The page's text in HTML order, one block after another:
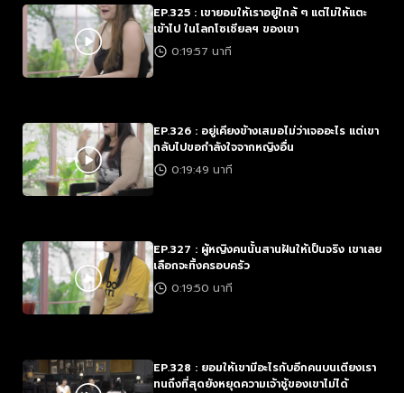
EP.325 : เขายอมให้เราอยู่ใกล้ ๆ แต่ไม่ให้แตะ
เข้าไป ในโลกโซเชียลฯ ของเขา
0:19:57 นาที
EP.326 : อยู่เคียงข้างเสมอไม่ว่าเจออะไร แต่เขา
กลับไปขอกำลังใจจากหญิงอื่น
0:19:49 นาที
EP.327 : ผู้หญิงคนนั้นสานฝันให้เป็นจริง เขาเลย
เลือกจะทิ้งครอบครัว
0:19:50 นาที
EP.328 : ยอมให้เขามีอะไรกับอีกคนบนเตียงเรา
ทนถึงที่สุดยังหยุดความเจ้าชู้ของเขาไม่ได้